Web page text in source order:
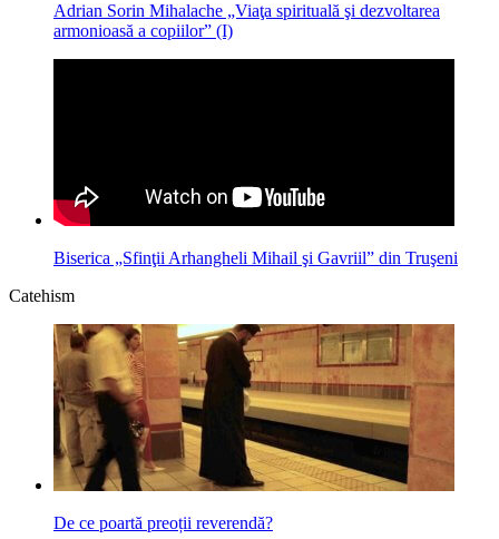
Adrian Sorin Mihalache „Viaţa spirituală şi dezvoltarea
armonioasă a copiilor” (I)
Biserica „Sfinţii Arhangheli Mihail şi Gavriil” din Truşeni
Catehism
De ce poartă preoții reverendă?